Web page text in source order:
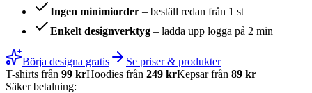
Ingen minimiorder – beställ redan från 1 st
Enkelt designverktyg – ladda upp logga på 2 min
Börja designa gratis
Se priser & produkter
T-shirts från 99 krHoodies från 249 krKepsar från 89 kr
Säker betalning: